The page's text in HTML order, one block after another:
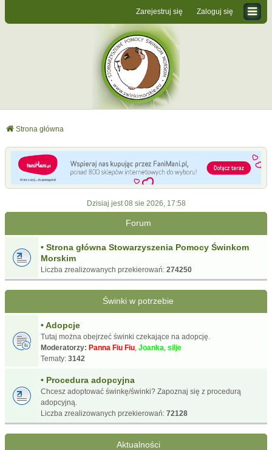
Zaloguj się
Zarejestruj się
Strona główna
Dzisiaj jest 08 sie 2026, 17:58
Forum
• Strona główna Stowarzyszenia Pomocy Świnkom
Morskim
Liczba zrealizowanych przekierowań: 274250
Świnki w potrzebie
• Adopcje
Tutaj można obejrzeć świnki czekające na adopcję.
Moderatorzy: Panna Fiu Fiu, Joanka, silje
Tematy: 3142
• Procedura adopcyjna
Chcesz adoptować świnkę/świnki? Zapoznaj się z procedurą
adopcyjną.
Liczba zrealizowanych przekierowań: 72128
Aktualności